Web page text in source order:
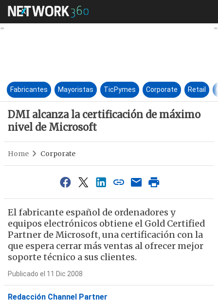
DMI alcanza la certificación
Fabricantes Mayoristas TicPymes Corporate Retail
DMI alcanza la certificación de máximo
nivel de Microsoft
Home Corporate
El fabricante español de ordenadores y
equipos electrónicos obtiene el Gold Certified
Partner de Microsoft, una certificación con la
que espera cerrar más ventas al ofrecer mejor
soporte técnico a sus clientes.
Publicado el 11 Dic 2008
Redacción Channel Partner